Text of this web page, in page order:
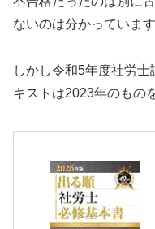
ないのは分かっています
しかし令和5年度社労
キストは2023年のもの